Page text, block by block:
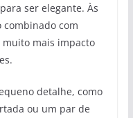
ser elegante. Às
combinado com
muito mais impacto
detalhe, como
ou um par de